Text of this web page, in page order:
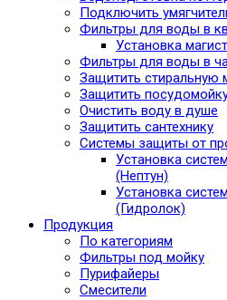
Подключить
Фильтры для воды в
Установка
Фильтры для воды в
Защитить стиральную
Защитить
Очистить воду в душе
Защитить сантехнику
Системы защиты от
Установка
(Нептун)
Установка
(Гидролок)
Продукция
По категориям
Фильтры под мойку
Пурифайеры
Смесители